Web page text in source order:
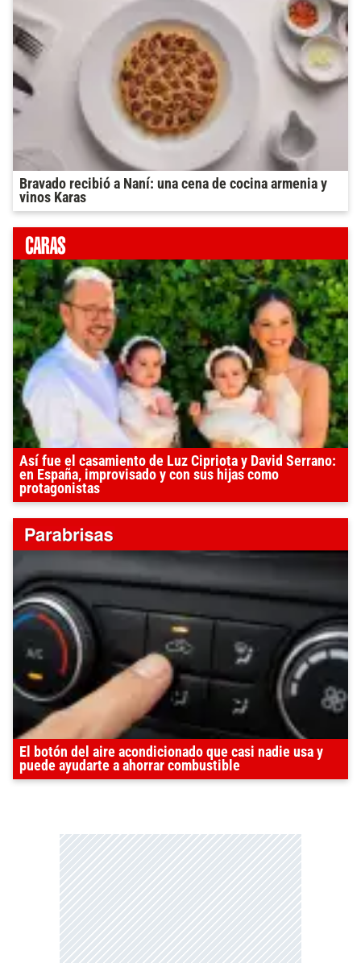
Bravado recibió a Naní: una cena de cocina armenia y
vinos Karas
Así fue el casamiento de Luz Cipriota y David Serrano:
en España, improvisado y con sus hijas como
protagonistas
El botón del aire acondicionado que casi nadie usa y
puede ayudarte a ahorrar combustible